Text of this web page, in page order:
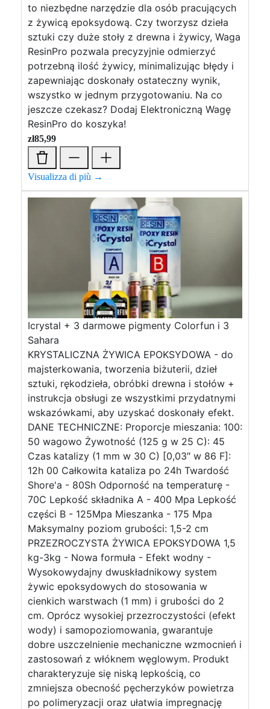
to niezbędne narzędzie dla osób pracujących
z żywicą epoksydową. Czy tworzysz dzieła
sztuki czy duże stoły z drewna i żywicy, Waga
ResinPro pozwala precyzyjnie odmierzyć
potrzebną ilość żywicy, minimalizując błędy i
zapewniając doskonały ostateczny wynik,
wszystko w jednym przygotowaniu. Na co
jeszcze czekasz? Dodaj Elektroniczną Wagę
ResinPro do koszyka!
zł85,99
Visualizza di più →
Icrystal + 3 darmowe pigmenty Colorfun i 3
Sahara
KRYSTALICZNA ŻYWICA EPOKSYDOWA - do
majsterkowania, tworzenia biżuterii, dzieł
sztuki, rękodzieła, obróbki drewna i stołów +
instrukcja obsługi ze wszystkimi przydatnymi
wskazówkami, aby uzyskać doskonały efekt.
DANE TECHNICZNE: Proporcje mieszania: 100:
50 wagowo Żywotność (125 g w 25 C): 45
Czas katalizy (1 mm w 30 C) [0,03″ w 86 F]:
12h 00 Całkowita kataliza po 24h Twardość
Shore'a - 80Sh Odporność na temperaturę -
70C Lepkość składnika A - 400 Mpa Lepkość
części B - 125Mpa Mieszanka - 175 Mpa
Maksymalny poziom grubości: 1,5-2 cm
PRZEZROCZYSTA ŻYWICA EPOKSYDOWA 1,5
kg-3kg - Nowa formuła - Efekt wodny -
Wysokowydajny dwuskładnikowy system
żywic epoksydowych do stosowania w
cienkich warstwach (1 mm) i grubości do 2
cm. Oprócz wysokiej przezroczystości (efekt
wody) i samopoziomowania, gwarantuje
dobre uszczelnienie mechaniczne wzmocnień i
zastosowań z włóknem węglowym. Produkt
charakteryzuje się niską lepkością, co
zmniejsza obecność pęcherzyków powietrza
po polimeryzacji oraz ułatwia impregnację